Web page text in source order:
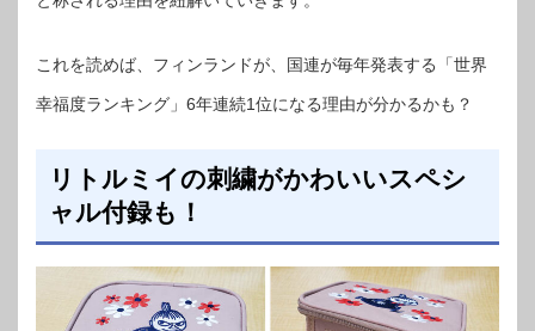
これを読めば、フィンランドが、国連が毎年発表する「世界
幸福度ランキング」6年連続1位になる理由が分かるかも？
リトルミイの刺繍がかわいいスペシ
ャル付録も！